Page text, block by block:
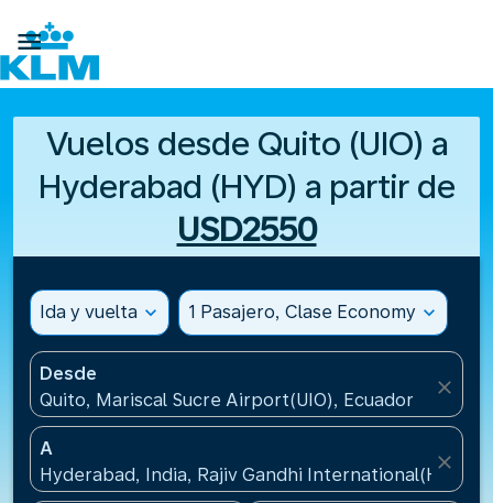

Vuelos desde Quito (UIO) a
Hyderabad (HYD) a partir de
USD2550
Ida y vuelta expand_more 1 Pasajero, Clase Economy expand_more
Desde
Quito, Mariscal Sucre Airport(UIO), Ecuador
close
A
Hyderabad, India, Rajiv Gandhi International(HYD),
close